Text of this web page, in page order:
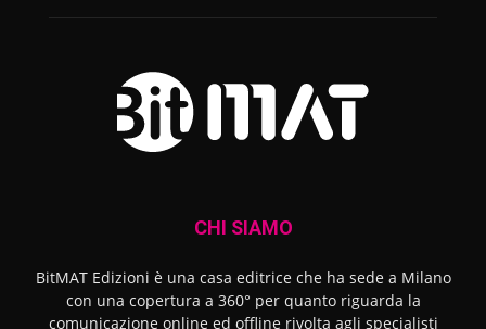
CHI SIAMO
BitMAT Edizioni è una casa editrice che ha sede a Milano
con una copertura a 360° per quanto riguarda la
comunicazione online ed offline rivolta agli specialisti